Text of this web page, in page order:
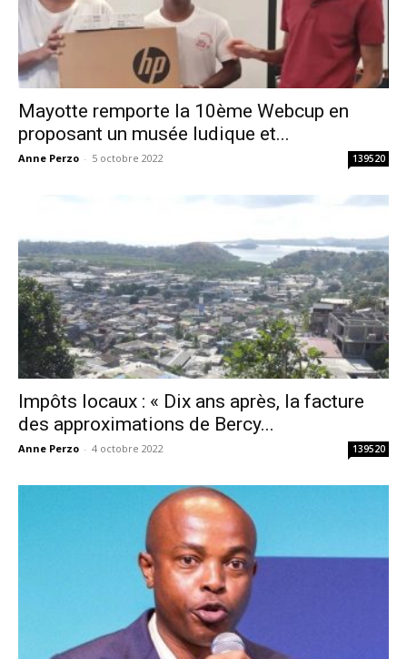
Mayotte remporte la 10ème Webcup en
proposant un musée ludique et...
Anne Perzo - 5 octobre 2022 139520
Impôts locaux : « Dix ans après, la facture
des approximations de Bercy...
Anne Perzo - 4 octobre 2022 139520